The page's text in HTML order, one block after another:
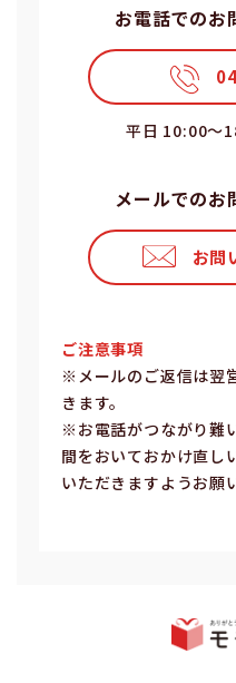
お電話でのお
平⽇ 10:00〜
メールでのお
お問
ご注意事項
※メールのご返信は翌
きます。
※お電話がつながり難
間をおいておかけ直し
いただきますようお願